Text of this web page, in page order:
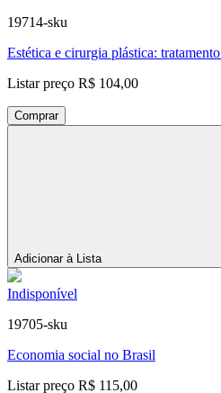
19714-sku
Estética e cirurgia plástica:
Listar preço R$ 104,00
Comprar
Adicionar à Lista
Indisponível
19705-sku
Economia social no Brasil
Listar preço R$ 115,00